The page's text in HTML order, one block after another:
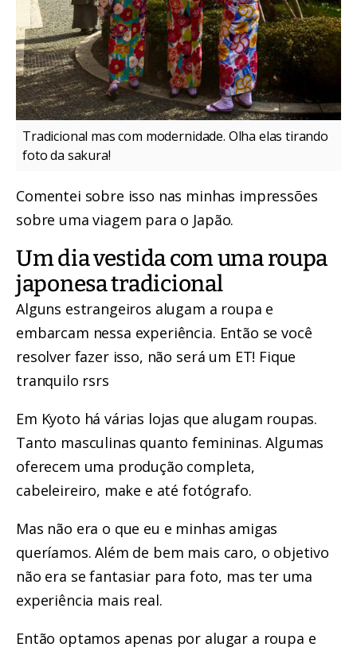
Tradicional mas com modernidade. Olha elas tirando
foto da sakura!
Comentei sobre isso nas minhas impressões
sobre uma viagem para o Japão.
Um dia vestida com uma roupa
japonesa tradicional
Alguns estrangeiros alugam a roupa e
embarcam nessa experiência. Então se você
resolver fazer isso, não será um ET! Fique
tranquilo rsrs
Em Kyoto há várias lojas que alugam roupas.
Tanto masculinas quanto femininas. Algumas
oferecem uma produção completa,
cabeleireiro, make e até fotógrafo.
Mas não era o que eu e minhas amigas
queríamos. Além de bem mais caro, o objetivo
não era se fantasiar para foto, mas ter uma
experiência mais real.
Então optamos apenas por alugar a roupa e